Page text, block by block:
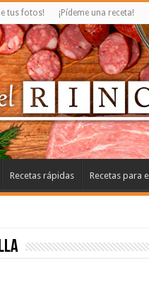
tus fotos! ¡Pídeme una receta!
Recetas rápidas Recetas para